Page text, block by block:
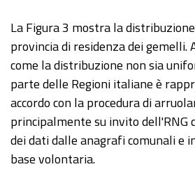
La Figura 3 mostra la
provincia di residenza dei gemelli.
come la distribuzione non sia
parte delle Regioni italiane è
accordo con la procedura di
principalmente su invito dell'RNG
dei dati dalle anagrafi comunali e
base volontaria.